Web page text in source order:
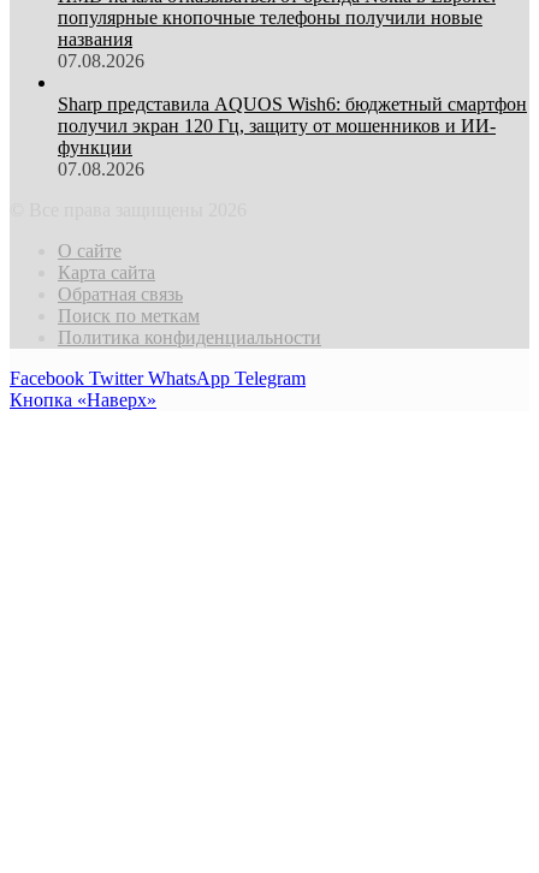
популярные кнопочные телефоны получили новые
названия
07.08.2026
Sharp представила AQUOS Wish6: бюджетный смартфон
получил экран 120 Гц, защиту от мошенников и ИИ-
функции
07.08.2026
О сайте
Карта сайта
Обратная связь
Поиск по меткам
Политика конфиденциальности
Facebook Twitter WhatsApp Telegram
Кнопка «Наверх»